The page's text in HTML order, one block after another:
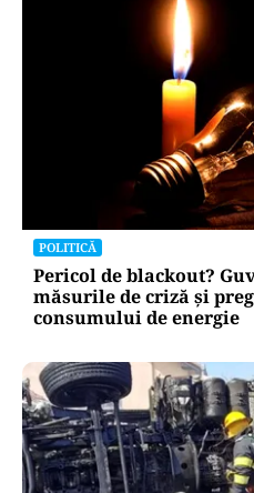
POLITICĂ
Pericol de blackout?
măsurile de criză și
consumului de energie